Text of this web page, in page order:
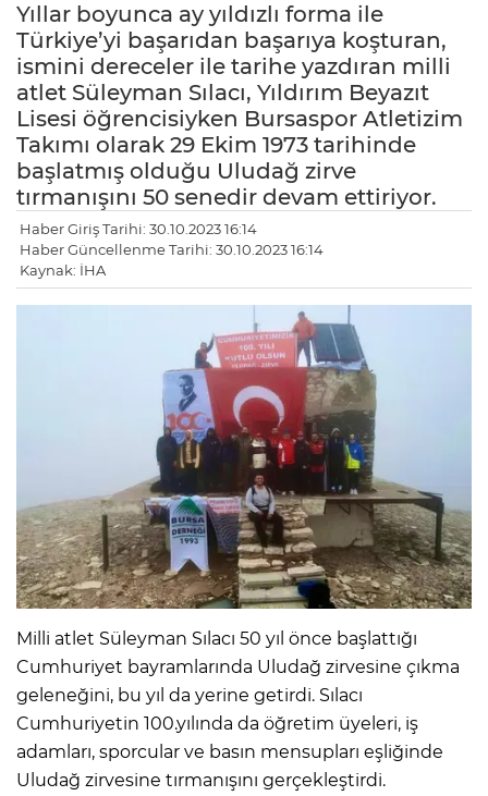
Yıllar boyunca ay yıldızlı forma ile
Türkiye’yi başarıdan başarıya koşturan,
ismini dereceler ile tarihe yazdıran milli
atlet Süleyman Sılacı, Yıldırım Beyazıt
Lisesi öğrencisiyken Bursaspor Atletizim
Takımı olarak 29 Ekim 1973 tarihinde
başlatmış olduğu Uludağ zirve
tırmanışını 50 senedir devam ettiriyor.
Haber Giriş Tarihi: 30.10.2023 16:14
Haber Güncellenme Tarihi: 30.10.2023 16:14
Kaynak: İHA
Milli atlet Süleyman Sılacı 50 yıl önce başlattığı
Cumhuriyet bayramlarında Uludağ zirvesine çıkma
geleneğini, bu yıl da yerine getirdi. Sılacı
Cumhuriyetin 100.yılında da öğretim üyeleri, iş
adamları, sporcular ve basın mensupları eşliğinde
Uludağ zirvesine tırmanışını gerçekleştirdi.